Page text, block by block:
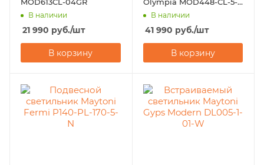
В наличии
21 990 руб./шт
В корзину
45-W
В наличии
41 990 руб./шт
В корзину